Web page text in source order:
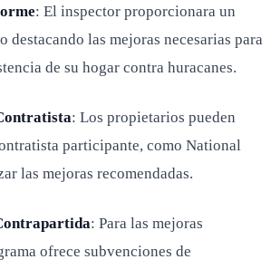
: El inspector proporcionara un
destacando las mejoras necesarias para
de su hogar contra huracanes.
: Los propietarios pueden
participante, como National
las mejoras recomendadas.
: Para las mejoras
ofrece subvenciones de